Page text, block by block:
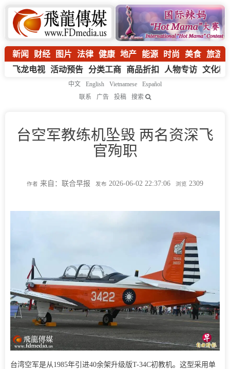
新闻 财经 图片 法律 健康 地产 能源 时尚 美食 旅游
飞龙电视 活动预告 分类工商 商品折扣 人物专访 文化教
中文 English Vietnamese
Español
联系
广告 投稿 搜索
台空军教练机坠毁 两名资深飞
官殉职
作者 来自：联合早报 发布 2026-06-02 22:37:06 浏览 2309
台湾空军是从1985年引进40余架升级版T-34C初教机。这型采用单